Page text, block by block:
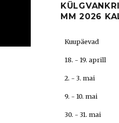
MM 2026
Kuupäevad
18. - 19. aprill
2. - 3. mai
9. - 10. mai
30. - 31. mai